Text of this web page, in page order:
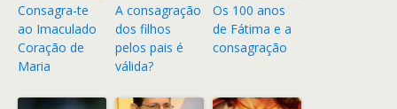
Consagra-te
ao Imaculado
Coração de
Maria
A consagração
dos filhos
pelos pais é
válida?
Os 100 anos
de Fátima e a
consagração